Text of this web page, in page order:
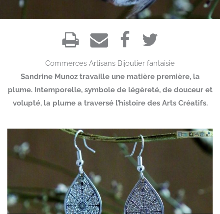
Commerces Artisans Bijoutier fantaisie
Sandrine Munoz travaille une matière première, la
plume. Intemporelle, symbole de légèreté, de douceur et
volupté, la plume a traversé l’histoire des Arts Créatifs.